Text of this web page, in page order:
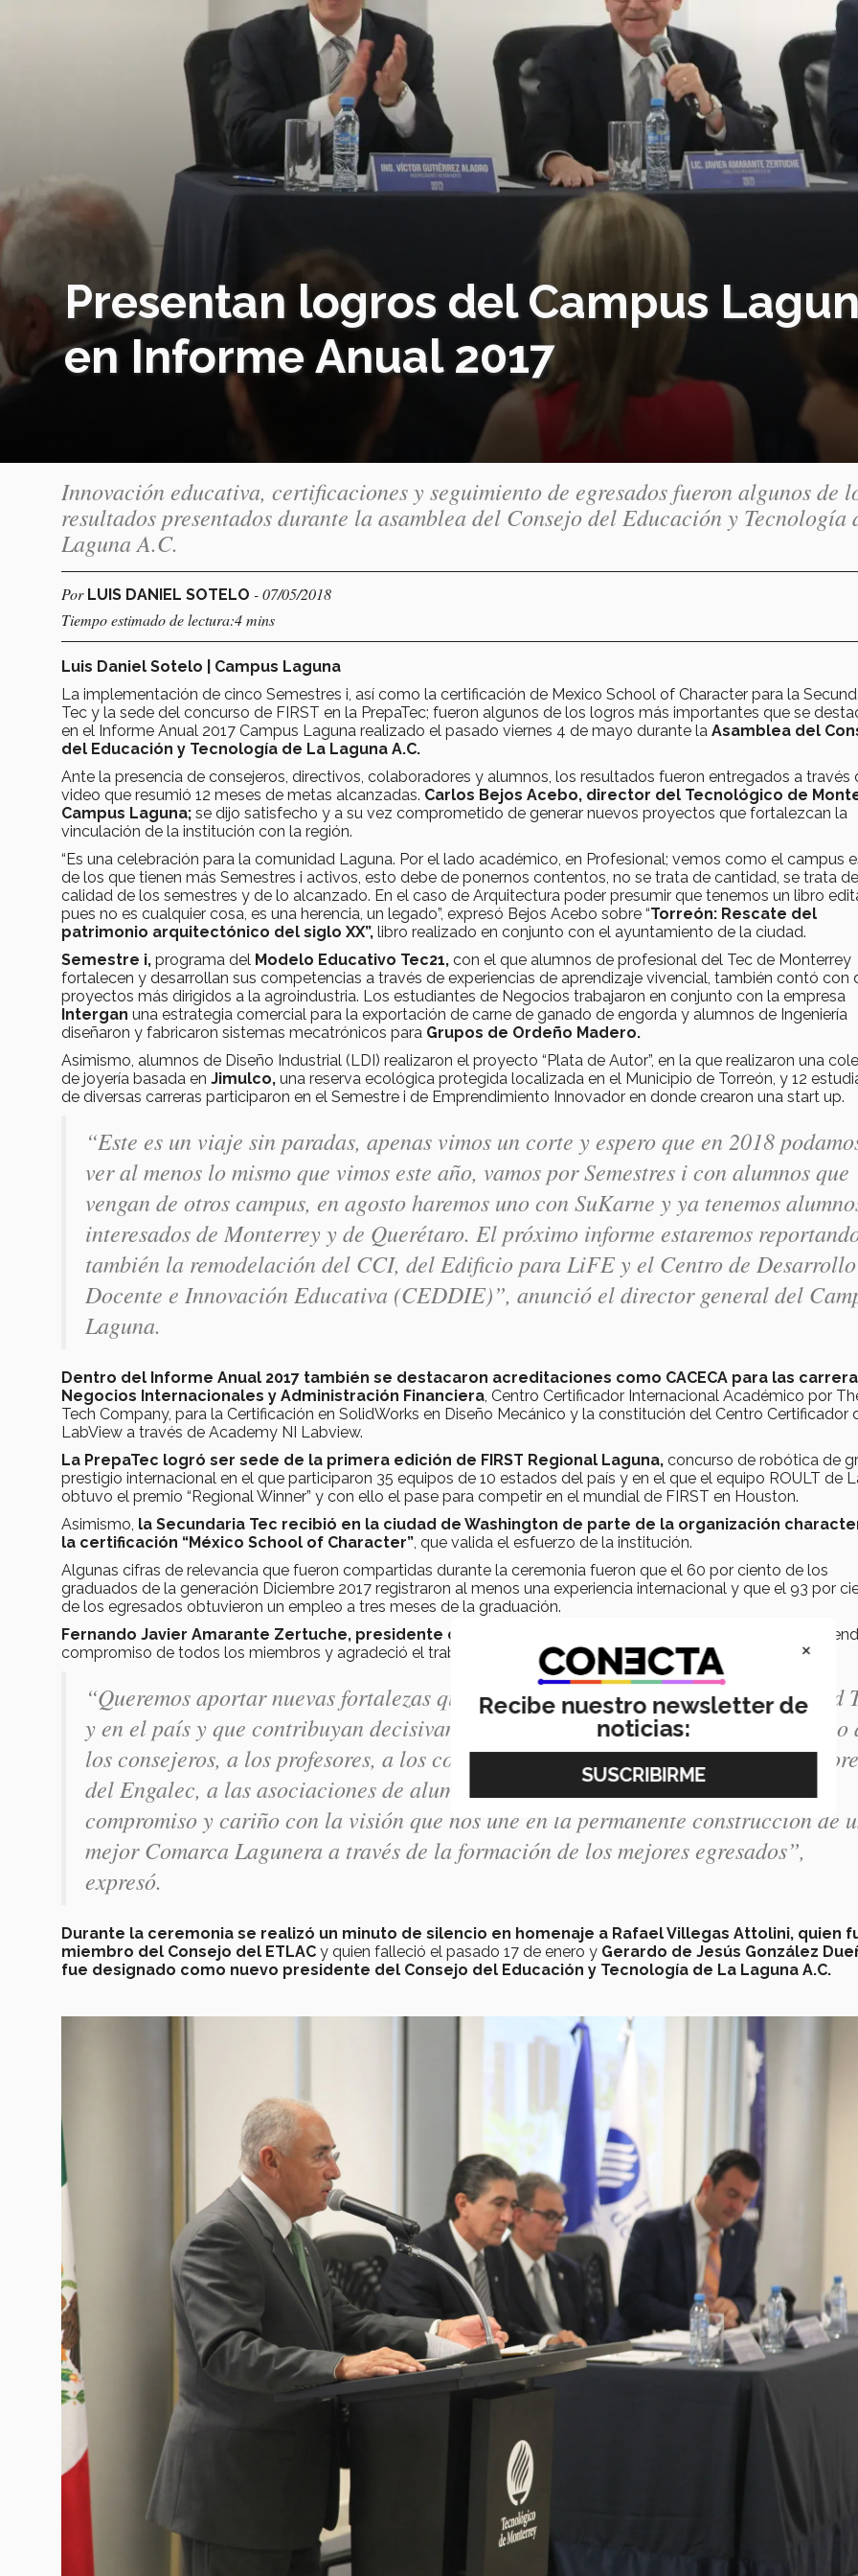
Presentan logros del Campus
en Informe Anual 2017
Innovación educativa, certificaciones y seguimiento de egresados fueron algunos de
resultados presentados durante la asamblea del Consejo del Educación y Tecnología
Laguna A.C.
Por LUIS DANIEL SOTELO - 07/05/2018
Tiempo estimado de lectura:4 mins
Luis Daniel Sotelo | Campus Laguna
La implementación de cinco Semestres i, así como la certificación de Mexico School of Character para la
Tec y la sede del concurso de FIRST en la PrepaTec; fueron algunos de los logros más importantes que se
en el Informe Anual 2017 Campus Laguna realizado el pasado viernes 4 de mayo durante la Asamblea del
del Educación y Tecnología de La Laguna A.C.
Ante la presencia de consejeros, directivos, colaboradores y alumnos, los resultados fueron entregados a través
video que resumió 12 meses de metas alcanzadas. Carlos Bejos Acebo, director del Tecnológico de
Campus Laguna; se dijo satisfecho y a su vez comprometido de generar nuevos proyectos que fortalezcan la
vinculación de la institución con la región.
“Es una celebración para la comunidad Laguna. Por el lado académico, en Profesional; vemos como el campus
de los que tienen más Semestres i activos, esto debe de ponernos contentos, no se trata de cantidad, se trata
calidad de los semestres y de lo alcanzado. En el caso de Arquitectura poder presumir que tenemos un libro
pues no es cualquier cosa, es una herencia, un legado”, expresó Bejos Acebo sobre “Torreón: Rescate del
patrimonio arquitectónico del siglo XX”, libro realizado en conjunto con el ayuntamiento de la ciudad.
Semestre i, programa del Modelo Educativo Tec21, con el que alumnos de profesional del Tec de Monterrey
fortalecen y desarrollan sus competencias a través de experiencias de aprendizaje vivencial, también contó con
proyectos más dirigidos a la agroindustria. Los estudiantes de Negocios trabajaron en conjunto con la empresa
Intergan una estrategia comercial para la exportación de carne de ganado de engorda y alumnos de Ingeniería
diseñaron y fabricaron sistemas mecatrónicos para Grupos de Ordeño Madero.
Asimismo, alumnos de Diseño Industrial (LDI) realizaron el proyecto “Plata de Autor”, en la que realizaron una
de joyería basada en Jimulco, una reserva ecológica protegida localizada en el Municipio de Torreón, y 12
de diversas carreras participaron en el Semestre i de Emprendimiento Innovador en donde crearon una start up.
“Este es un viaje sin paradas, apenas vimos un corte y espero que en 2018
ver al menos lo mismo que vimos este año, vamos por Semestres i con alumnos que
vengan de otros campus, en agosto haremos uno con SuKarne y ya tenemos
interesados de Monterrey y de Querétaro. El próximo informe estaremos
también la remodelación del CCI, del Edificio para LiFE y el Centro de Desarrollo
Docente e Innovación Educativa (CEDDIE)”, anunció el director general del
Laguna.
Dentro del Informe Anual 2017 también se destacaron acreditaciones como CACECA para las
Negocios Internacionales y Administración Financiera , Centro Certificador Internacional Académico por
Tech Company, para la Certificación en SolidWorks en Diseño Mecánico y la constitución del Centro Certificador
LabView a través de Academy NI Labview.
La PrepaTec logró ser sede de la primera edición de FIRST Regional Laguna, concurso de robótica de
prestigio internacional en el que participaron 35 equipos de 10 estados del país y en el que el equipo ROULT de
obtuvo el premio “Regional Winner” y con ello el pase para competir en el mundial de FIRST en Houston.
Asimismo, la Secundaria Tec recibió en la ciudad de Washington de parte de la organización
la certificación “México School of Character” , que valida el esfuerzo de la institución.
Algunas cifras de relevancia que fueron compartidas durante la ceremonia fueron que el 60 por ciento de los
graduados de la generación Diciembre 2017 registraron al menos una experiencia internacional y que el 93 por
de los egresados obtuvieron un empleo a tres meses de la graduación.
Fernando Javier Amarante Zertuche, presidente del Consejo de ETLAC
; quien dirigió la asamblea,
compromiso de todos los miembros y agradeció el trabajo realizado durante el 2017
“Queremos aportar nuevas fortalezas que distingan a La Laguna en la comunidad
y en el país y que contribuyan decisivamente al desarrollo de la región, agradezco
los consejeros, a los profesores, a los colaboradores y directivos, a los
del Engalec, a las asociaciones de alumnos y egresados y a todos ustedes su
compromiso y cariño con la visión que nos une en la permanente construcción de
mejor Comarca Lagunera a través de la formación de los mejores egresados”,
expresó.
Durante la ceremonia se realizó un minuto de silencio en homenaje a Rafael Villegas Attolini, quien
miembro del Consejo del ETLAC y quien falleció el pasado 17 de enero y Gerardo de Jesús González
fue designado como nuevo presidente del Consejo del Educación y Tecnología de La Laguna A.C.
×
Recibe nuestro newsletter de
noticias: